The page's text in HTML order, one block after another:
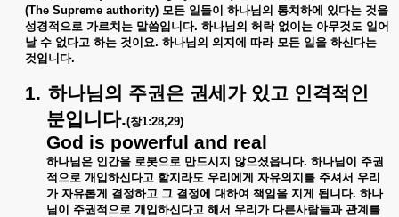
(The Supreme authority) 모든 일들이 하나님의 통치하에 있다는 것을
성경적으로 가르치는 말씀입니다. 하나님의 허락 없이는 아무것도 일어
날 수 없다고 하는 것이요. 하나님의 의지에 따라 모든 일을 하신다는
것입니다.
1. 하나님의 주권은 권세가 있고 인격적인
분입니다.(창1:28,29)
God is powerful and real
하나님은 인간을 로봇으로 만드시지 않으셨읍니다. 하나님이
주권
적으로 개입하신다고 할지라도 우리에게 자유의지를 주셔서 우리
가 자유롭게 결정하고 그 결정에 대하여 책임을 지게 됩니다. 하나
님이
주권적으로 개입하신다고 해서 우리가 다른사람들과 관계를